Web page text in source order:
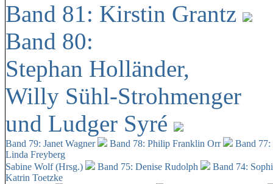
Band 81: Kirstin Grantz
Band 80:
Stephan Holländer,
Willy Sühl-Strohmenger
und Ludger Syré
Band 79: Janet Wagner Band 78: Philip Franklin Orr
Band
Linda Freyberg
Sabine Wolf (Hrsg.)
Band 75: Denise Rudolph
Band 74:
Katrin Toetzke